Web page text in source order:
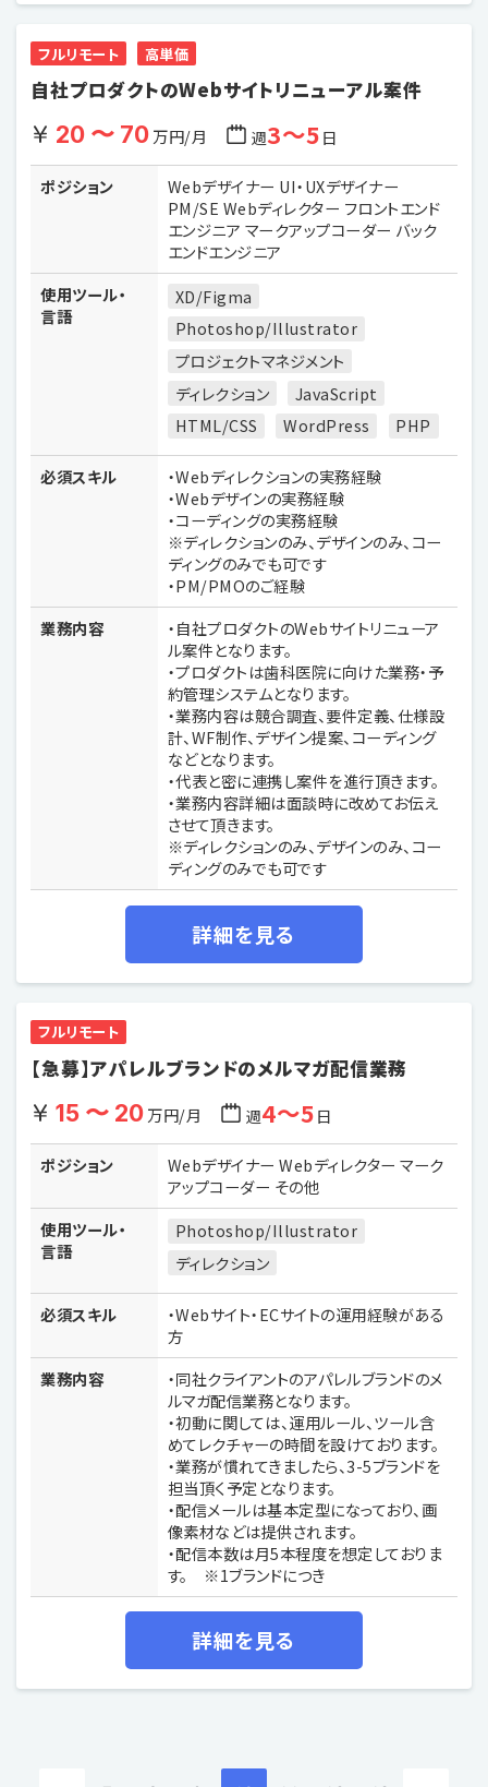
フルリモート 高単価
自社プロダクトのWebサイトリニューアル案件
20 〜 70万円/月 週3〜5日
ポジション
Webデザイナー UI・UXデザイナー
PM/SE Webディレクター フロントエンド
エンジニア マークアップコーダー バック
エンドエンジニア
使用ツール・
言語
XD/Figma
Photoshop/Illustrator
プロジェクトマネジメント
ディレクション
JavaScript
HTML/CSS
WordPress PHP
必須スキル
・Webディレクションの実務経験
・Webデザインの実務経験
・コーディングの実務経験
※ディレクションのみ、デザインのみ、コー
ディングのみでも可です
・PM/PMOのご経験
業務内容
・自社プロダクトのWebサイトリニューア
ル案件となります。
・プロダクトは歯科医院に向けた業務・予
約管理システムとなります。
・業務内容は競合調査、要件定義、仕様設
計、WF制作、デザイン提案、コーディング
などとなります。
・代表と密に連携し案件を進行頂きます。
・業務内容詳細は面談時に改めてお伝え
させて頂きます。
※ディレクションのみ、デザインのみ、コー
ディングのみでも可です
詳細を見る
フルリモート
【急募】アパレルブランドのメルマガ配信業務
15 〜 20万円/月 週4〜5日
ポジション
Webデザイナー Webディレクター マーク
アップコーダー その他
使用ツール・
言語
Photoshop/Illustrator
ディレクション
必須スキル
・Webサイト・ECサイトの運用経験がある
方
業務内容
・同社クライアントのアパレルブランドのメ
ルマガ配信業務となります。
・初動に関しては、運用ルール、ツール含
めてレクチャーの時間を設けております。
・業務が慣れてきましたら、3-5ブランドを
担当頂く予定となります。
・配信メールは基本定型になっており、画
像素材などは提供されます。
・配信本数は月5本程度を想定しておりま
す。 ※1ブランドにつき
詳細を見る